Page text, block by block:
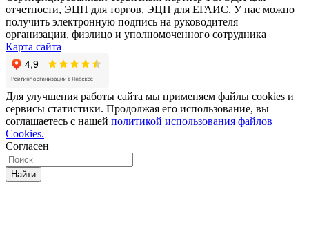
отчетности, ЭЦП для торгов, ЭЦП для ЕГАИС. У нас можно
получить электронную подпись на руководителя
организации, физлицо и уполномоченного сотрудника
Карта сайта
Для улучшения работы сайта мы применяем файлы cookies и
сервисы статистики. Продолжая его использование, вы
соглашаетесь с нашей политикой использования файлов
Cookies.
Согласен
Найти